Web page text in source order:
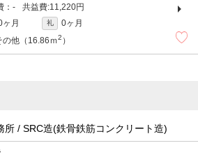
- 11,220円
ヶ月 礼
0ヶ月
の他（16.86ｍ2 ）
所 / SRC造(鉄骨鉄筋コンクリート造)